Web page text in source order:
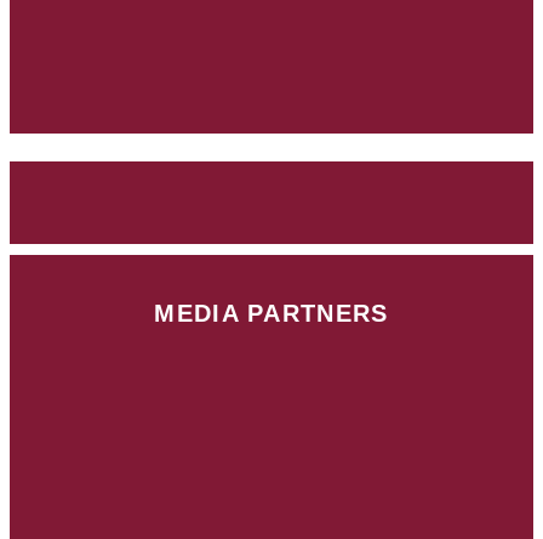
MEDIA PARTNERS